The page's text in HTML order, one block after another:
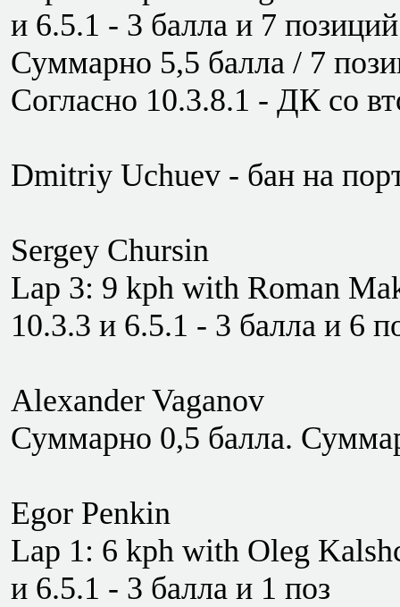
и 6.5.1 - 3 балла и 7 позиций
Суммарно 5,5 балла / 7
Согласно 10.3.8.1 - ДК со
Dmitriy Uchuev - бан на
Sergey Chursin
Lap 3: 9 kph with Roman
10.3.3 и 6.5.1 - 3 балла и 6
Alexander Vaganov
Суммарно 0,5 балла.
Egor Penkin
Lap 1: 6 kph with Oleg
и 6.5.1 - 3 балла и 1 поз